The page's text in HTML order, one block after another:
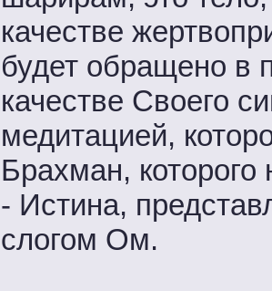
качестве
будет обращено в
качестве Своего
медитацией,
Брахман,
- Истина,
слогом Ом.